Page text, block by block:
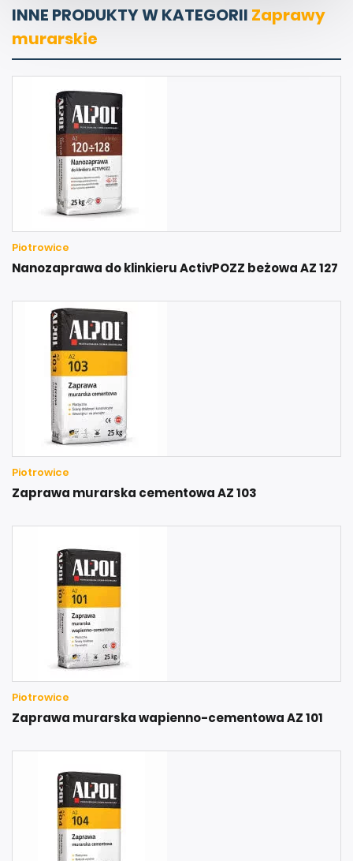
INNE PRODUKTY W KATEGORII Zaprawy
murarskie
Piotrowice
Nanozaprawa do klinkieru ActivPOZZ beżowa AZ 127
Piotrowice
Zaprawa murarska cementowa AZ 103
Piotrowice
Zaprawa murarska wapienno-cementowa AZ 101